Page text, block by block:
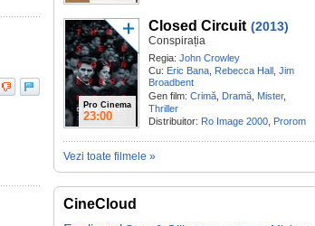
Pro Cinema
23:00
Closed Circuit (2013)
Conspirația
Regia: John Crowley
Cu: Eric Bana Rebecca Hall Jim
Broadbent
Gen film: Crimă Dramă Mister,
Thriller
Distribuitor: Ro Image 2000 Prorom
Vezi toate filmele »
CineCloud